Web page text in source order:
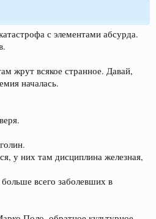
с элементами абсурда.
жрут всякое странное. Давай,
началась.
у них там дисциплина железная,
всего заболевших в